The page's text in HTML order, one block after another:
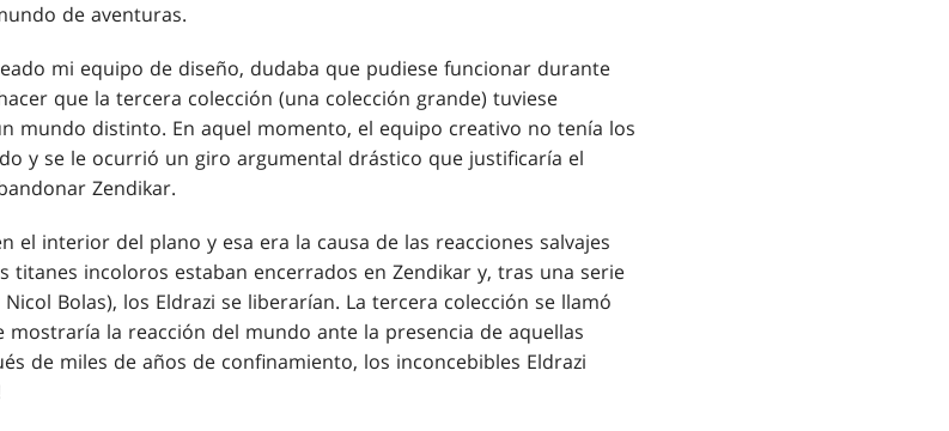
de aventuras.
mi equipo de diseño, dudaba que pudiese funcionar durante
que la tercera colección (una colección grande) tuviese
mundo distinto. En aquel momento, el equipo creativo no tenía los
y se le ocurrió un giro argumental drástico que justificaría el
Zendikar.
el interior del plano y esa era la causa de las reacciones salvajes
titanes incoloros estaban encerrados en Zendikar y, tras una serie
Bolas), los Eldrazi se liberarían. La tercera colección se llamó
mostraría la reacción del mundo ante la presencia de aquellas
de miles de años de confinamiento, los inconcebibles Eldrazi